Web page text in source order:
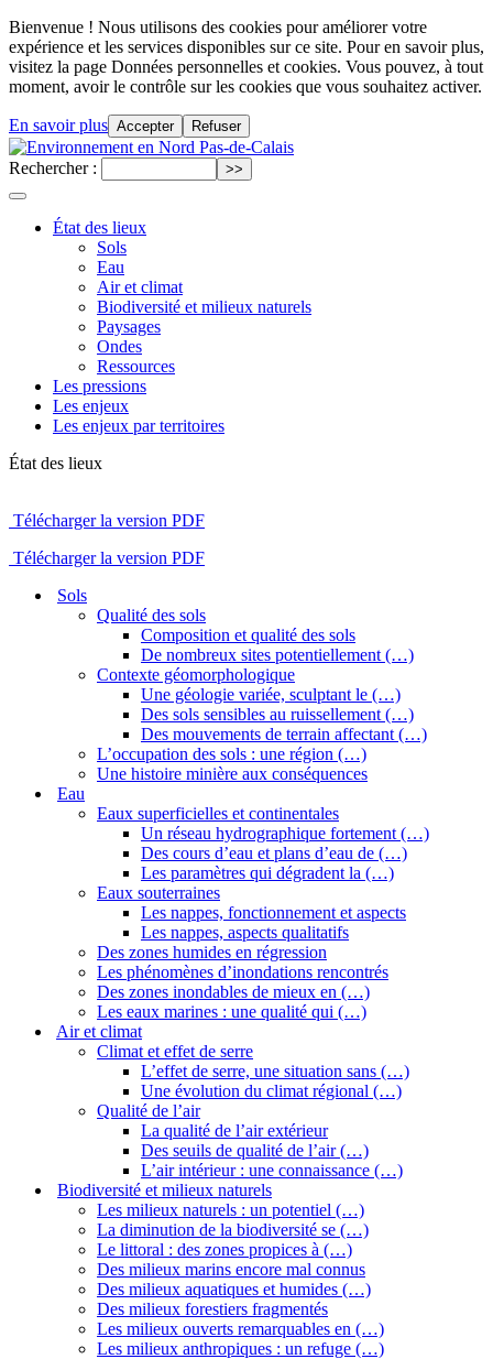
Bienvenue ! Nous utilisons des cookies pour améliorer votre
expérience et les services disponibles sur ce site. Pour en savoir plus,
visitez la page Données personnelles et cookies. Vous pouvez, à tout
moment, avoir le contrôle sur les cookies que vous souhaitez activer.
En savoir plus Accepter Refuser
Rechercher :
État des lieux
Sols
Eau
Air et climat
Biodiversité et milieux naturels
Paysages
Ondes
Ressources
Les pressions
Les enjeux
Les enjeux par territoires
État des lieux
Télécharger la version PDF
Télécharger la version PDF
Sols
Qualité des sols
Composition et qualité des sols
De nombreux sites potentiellement (…)
Contexte géomorphologique
Une géologie variée, sculptant le (…)
Des sols sensibles au ruissellement (…)
Des mouvements de terrain affectant (…)
L’occupation des sols : une région (…)
Une histoire minière aux conséquences
Eau
Eaux superficielles et continentales
Un réseau hydrographique fortement (…)
Des cours d’eau et plans d’eau de (…)
Les paramètres qui dégradent la (…)
Eaux souterraines
Les nappes, fonctionnement et aspects
Les nappes, aspects qualitatifs
Des zones humides en régression
Les phénomènes d’inondations rencontrés
Des zones inondables de mieux en (…)
Les eaux marines : une qualité qui (…)
Air et climat
Climat et effet de serre
L’effet de serre, une situation sans (…)
Une évolution du climat régional (…)
Qualité de l’air
La qualité de l’air extérieur
Des seuils de qualité de l’air (…)
L’air intérieur : une connaissance (…)
Biodiversité et milieux naturels
Les milieux naturels : un potentiel (…)
La diminution de la biodiversité se (…)
Le littoral : des zones propices à (…)
Des milieux marins encore mal connus
Des milieux aquatiques et humides (…)
Des milieux forestiers fragmentés
Les milieux ouverts remarquables en (…)
Les milieux anthropiques : un refuge (…)